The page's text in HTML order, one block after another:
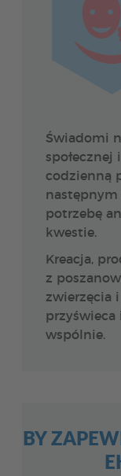
Świadomi
społecznej
codzienną
następnym
potrzebę
kwestie.
Kreacja,
z
zwierzęcia
przyświeca
wspólnie.
BY